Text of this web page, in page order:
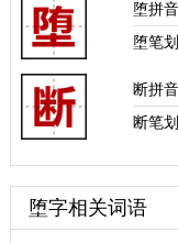
堕拼音
堕笔划
断拼音
断笔划
堕字相关词语